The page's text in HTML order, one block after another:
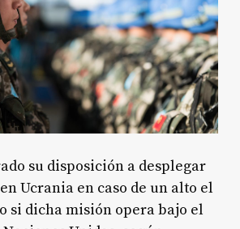
su disposición a desplegar
Ucrania en caso de un alto el
si dicha misión opera bajo el